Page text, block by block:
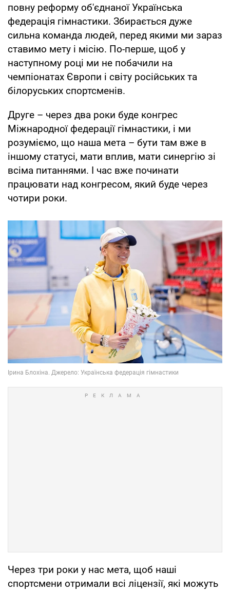
повну реформу об'єднаної Українська
федерація гімнастики. Збирається дуже
сильна команда людей, перед якими ми зараз
ставимо мету і місію. По-перше, щоб у
наступному році ми не побачили на
чемпіонатах Європи і світу російських та
білоруських спортсменів.
Друге – через два роки буде конгрес
Міжнародної федерації гімнастики, і ми
розуміємо, що наша мета – бути там вже в
іншому статусі, мати вплив, мати синергію зі
всіма питаннями. І час вже починати
працювати над конгресом, який буде через
чотири роки.
Через три роки у нас мета, щоб наші
спортсмени отримали всі ліцензії, які можуть